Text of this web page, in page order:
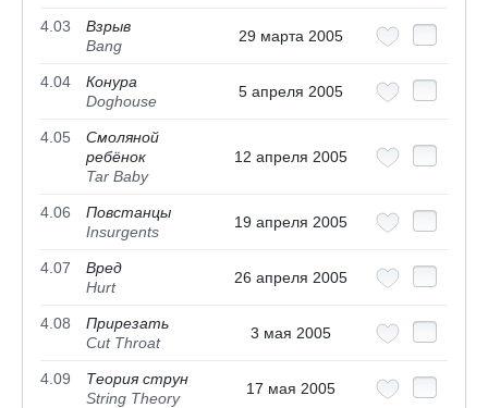
4.03
Взрыв
Bang
29 марта 2005
4.04
Конура
Doghouse
5 апреля 2005
4.05
Смоляной
ребёнок
Tar Baby
12 апреля 2005
4.06
Повстанцы
Insurgents
19 апреля 2005
4.07
Вред
Hurt
26 апреля 2005
4.08
Прирезать
Cut Throat
3 мая 2005
4.09
Теория струн
String Theory
17 мая 2005